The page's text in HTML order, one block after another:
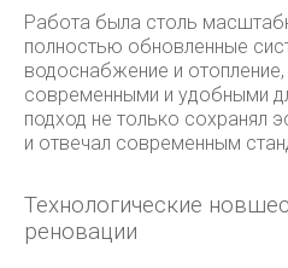
Работа была столь
полностью обновленные
водоснабжение и
современными и удобными
подход не только сохранял
и отвечал современным
Технологические
реновации